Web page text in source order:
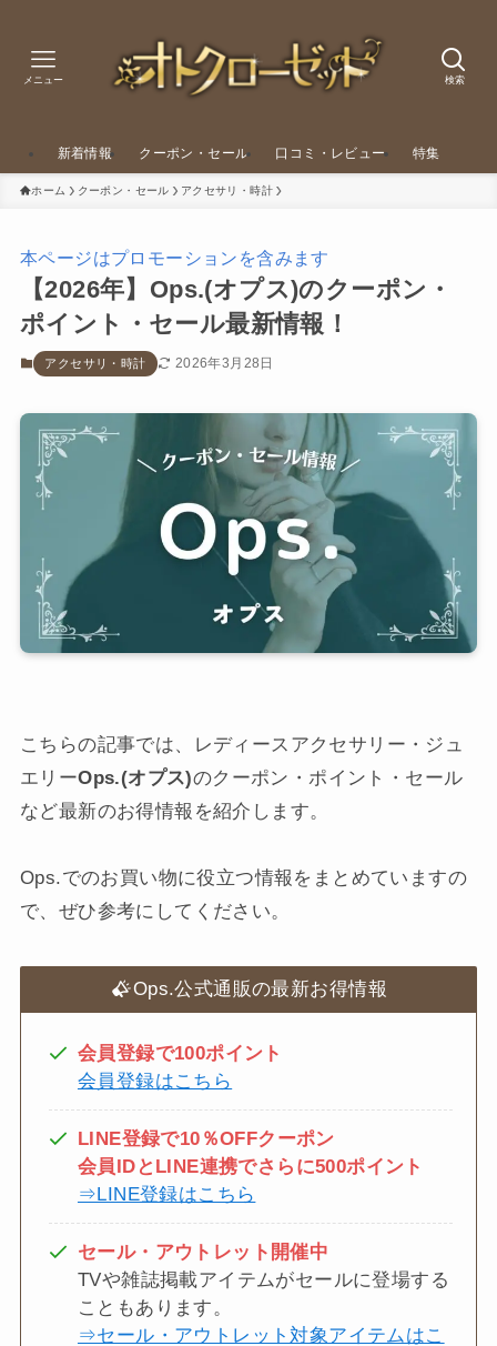
検索
メニュー
新着情報 クーポン・セール 口コミ・レビュー 特集
ホーム クーポン・セール アクセサリ・時計
本ページはプロモーションを含みます
【2026年】Ops.(オプス)のクーポン・
ポイント・セール最新情報！
アクセサリ・時計 2026年3月28日
こちらの記事では、レディースアクセサリー・ジュ
エリーOps.(オプス)のクーポン・ポイント・セール
など最新のお得情報を紹介します。
Ops.でのお買い物に役立つ情報をまとめていますの
で、ぜひ参考にしてください。
Ops.公式通販の最新お得情報
会員登録で100ポイント
会員登録はこちら
LINE登録で10％OFFクーポン
会員IDとLINE連携でさらに500ポイント
⇒LINE登録はこちら
セール・アウトレット開催中
TVや雑誌掲載アイテムがセールに登場する
こともあります。
⇒セール・アウトレット対象アイテムはこ